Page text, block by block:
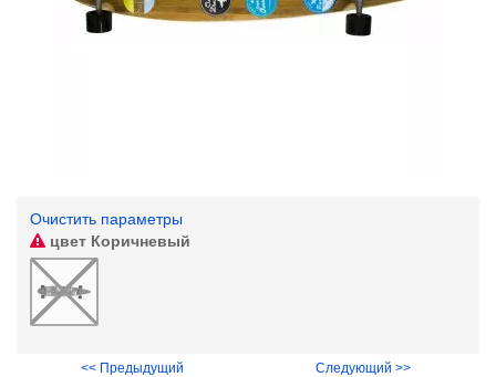
Очистить параметры
цвет Коричневый
<< Предыдущий Следующий >>